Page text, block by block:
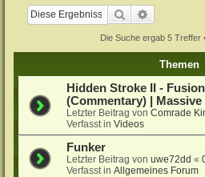
Suche
Die Suche ergab 5 Treffer
Themen
Hidden Stroke II -
(Commentary) | Massive
Letzter Beitrag vonComrade
Verfasst inVideos
Funker
Letzter Beitrag vonuwe72dd «
Verfasst inAllgemeines Forum